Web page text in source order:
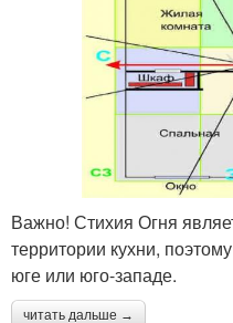
Важно! Стихия Огня
территории кухни,
юге или юго-западе.
читать дальше →